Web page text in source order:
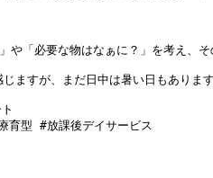
や「必要な物はなぁに？」を考え、
ますが、まだ日中は暑い日もありま
育型 #放課後デイサービス